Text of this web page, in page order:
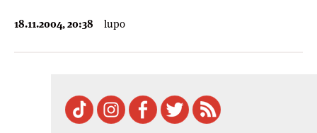
18.11.2004, 20:38 lupo